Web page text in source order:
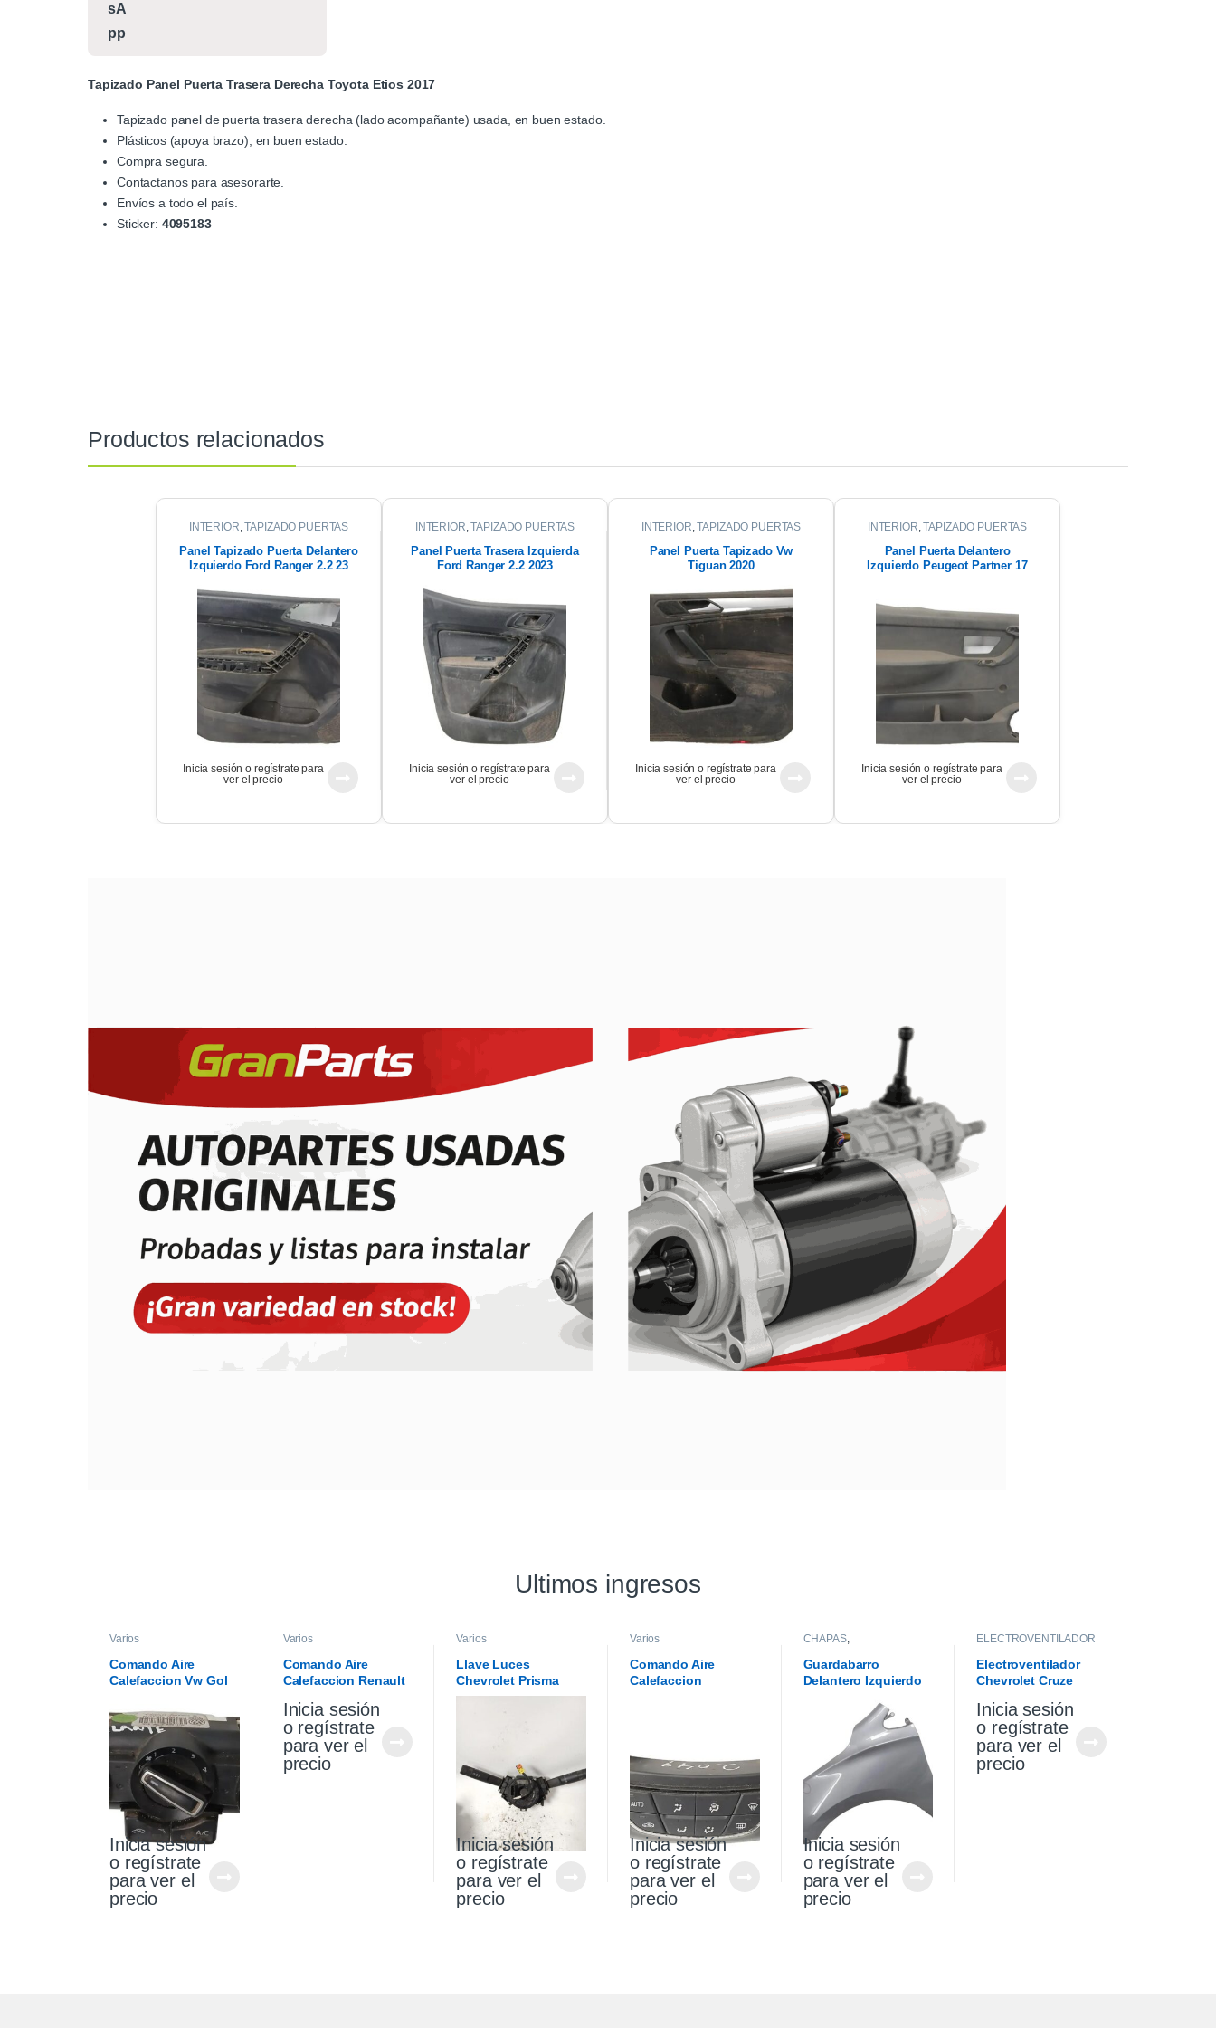
Tapizado Panel Puerta Trasera Derecha Toyota Etios 2017
Tapizado panel de puerta trasera derecha (lado acompañante) usada, en buen estado.
Plásticos (apoya brazo), en buen estado.
Compra segura.
Contactanos para asesorarte.
Envíos a todo el país.
Sticker: 4095183
Productos relacionados
INTERIOR,TAPIZADO PUERTAS
Panel Tapizado Puerta Delantero
Izquierdo Ford Ranger 2.2 23
Inicia sesión o regístrate para
ver el precio
INTERIOR,TAPIZADO PUERTAS
Panel Puerta Trasera Izquierda
Ford Ranger 2.2 2023
Inicia sesión o regístrate para
ver el precio
INTERIOR,TAPIZADO PUERTAS
Panel Puerta Tapizado Vw
Tiguan 2020
Inicia sesión o regístrate para
ver el precio
INTERIOR,TAPIZADO PUERTAS
Panel Puerta Delantero
Izquierdo Peugeot Partner 17
Inicia sesión o regístrate para
ver el precio
Ultimos ingresos
Varios
Comando Aire
Calefaccion Vw Gol
Inicia sesión
o regístrate
para ver el
precio
Varios
Comando Aire
Calefaccion Renault
Inicia sesión
o regístrate
para ver el
precio
Varios
Llave Luces
Chevrolet Prisma
Onix 13/17
Inicia sesión
o regístrate
para ver el
precio
Varios
Comando Aire
Calefaccion
Inicia sesión
o regístrate
para ver el
precio
CHAPAS,
Guardabarro
Delantero Izquierdo
Inicia sesión
o regístrate
para ver el
precio
ELECTROVENTILADOR
Electroventilador
Chevrolet Cruze
Inicia sesión
o regístrate
para ver el
precio